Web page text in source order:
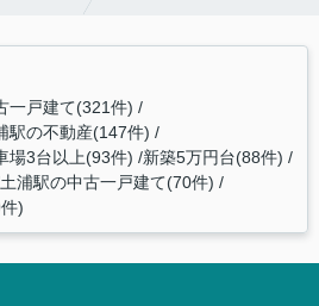
一戸建て(321件)
駅の不動産(147件)
場3台以上(93件) 新築5万円台(88件)
土浦駅の中古一戸建て(70件)
)